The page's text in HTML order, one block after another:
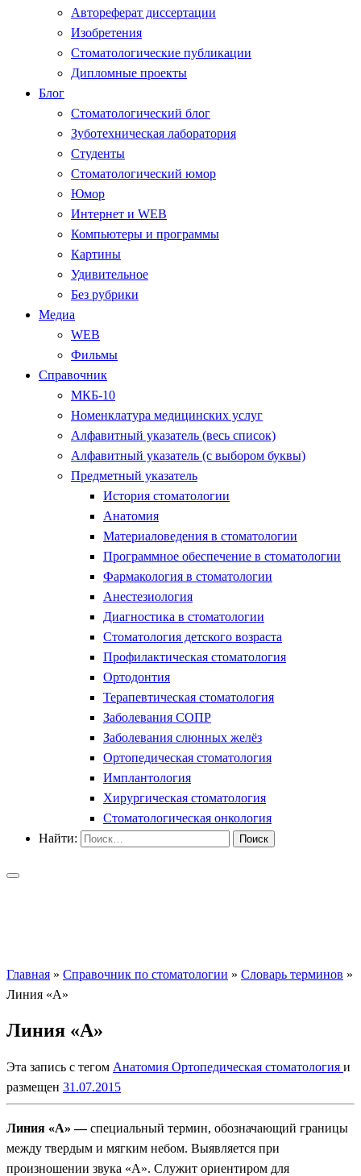
Автореферат диссертации
Изобретения
Стоматологические публикации
Дипломные проекты
Блог
Стоматологический блог
Зуботехническая лаборатория
Студенты
Стоматологический юмор
Юмор
Интернет и WEB
Компьютеры и программы
Картины
Удивительное
Без рубрики
Медиа
WEB
Фильмы
Справочник
МКБ-10
Номенклатура медицинских услуг
Алфавитный указатель (весь список)
Алфавитный указатель (с выбором буквы)
Предметный указатель
История стоматологии
Анатомия
Материаловедения в стоматологии
Программное обеспечение в стоматологии
Фармакология в стоматологии
Анестезиология
Диагностика в стоматологии
Стоматология детского возраста
Профилактическая стоматология
Ортодонтия
Терапевтическая стоматология
Заболевания СОПР
Заболевания слюнных желёз
Ортопедическая стоматология
Имплантология
Хирургическая стоматология
Стоматологическая онкология
Найти:
Главная » Справочник по стоматологии » Словарь терминов »
Линия «А»
Линия «А»
Эта запись с тегом Анатомия Ортопедическая стоматология и
размещен 31.07.2015
Линия «А» —специальный термин, обозначающий границы
между твердым и мягким небом. Выявляется при
произношении звука «А». Служит ориентиром для